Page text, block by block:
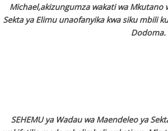
Michael,akizungumza wakati wa Mkutano
Sekta ya Elimu unaofanyika kwa siku mbili
Dodoma.
SEHEMU ya Wadau wa Maendeleo ya